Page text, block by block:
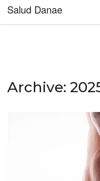
Salud Danae
Archive: